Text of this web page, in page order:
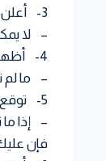
3- أعلن عن آمالك :
– لا
4- أظهر إلتزاماً غير عادى :
– ما لم
5- توقع نتائج إيجابية :
– إذا
فإن